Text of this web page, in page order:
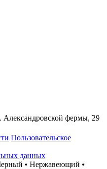
Александровской фермы, 29
Пользовательское
данных
• Нержавеющий •